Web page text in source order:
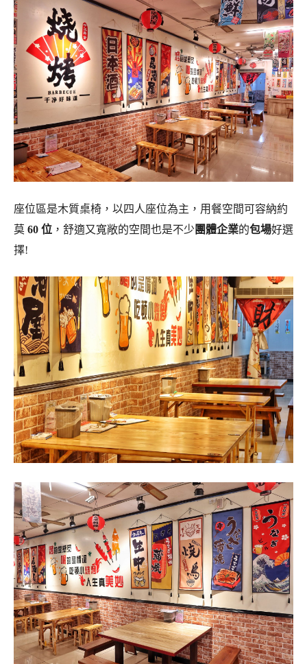
座位區是木質桌椅，以四人座位為主，用餐空間可容納約
莫 60 位 ，舒適又寬敞的空間也是不少 團體企業的包場好選
擇!